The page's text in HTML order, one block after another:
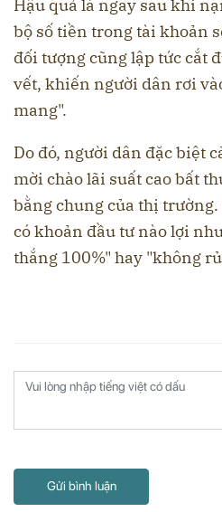
Hậu quả là ngay sau khi
bộ số tiền trong tài khoản
đối tượng cũng lập tức cắt
vết, khiến người dân rơi
mang".
Do đó, người dân đặc biệt
mời chào lãi suất cao bất
bằng chung của thị
có khoản đầu tư nào lợi
thắng 100%" hay "không
Gửi bình luận